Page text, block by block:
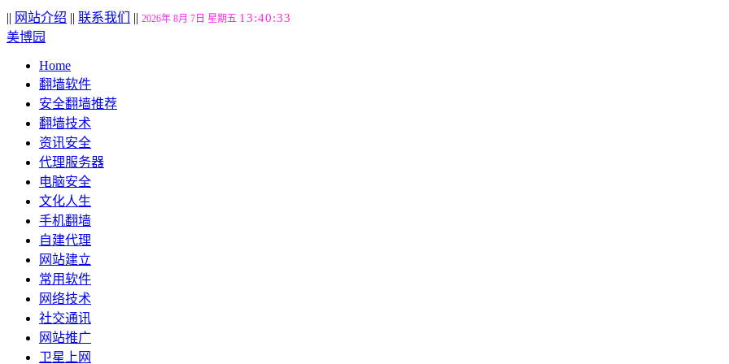
|| 网站介绍 || 联系我们 || 2026年 8月 7日 星期五 13:40:34
美博园
Home
翻墙软件
安全翻墙推荐
翻墙技术
资讯安全
代理服务器
电脑安全
文化人生
手机翻墙
自建代理
网站建立
常用软件
网络技术
社交通讯
网站推广
卫星上网